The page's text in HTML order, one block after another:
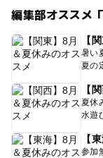
編集部オススメ
【
暑い
夏の
【
夏休
水遊
【
参加